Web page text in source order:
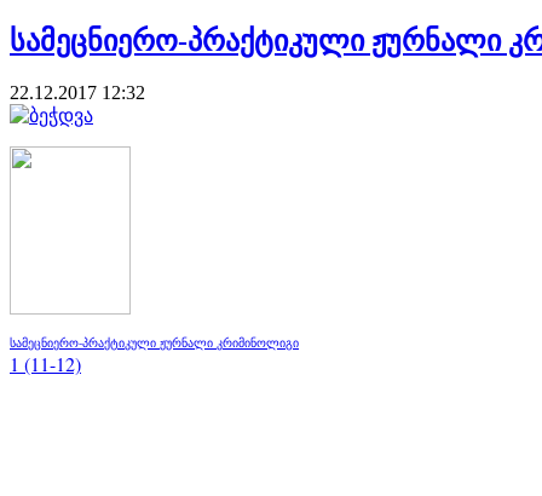
სამეცნიერო-პრაქტიკული ჟურნალი
22.12.2017 12:32
სამეცნიერო-პრაქტიკული ჟურნალი კრიმინოლიგი
1 (11-12)